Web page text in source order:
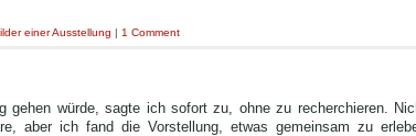
einer Ausstellung | 1 Comment
würde, sagte ich sofort zu, ohne zu recherchieren.
aber ich fand die Vorstellung, etwas gemeinsam zu